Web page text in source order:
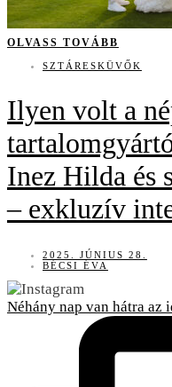
OLVASS TOVÁBB
SZTÁRESKÜVŐK
Ilyen volt a
Inez Hilda és
– exkluzív
2025. JÚNIUS 28.
BÉCSI ÉVA
Néhány nap van hátra az